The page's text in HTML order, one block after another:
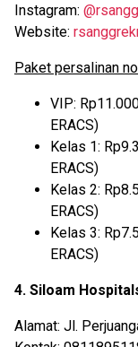
Instagram:
Website:
Paket persalinan
VIP:
ERACS)
Kelas 1:
ERACS)
Kelas 2:
ERACS)
Kelas 3:
ERACS)
4. Siloam
Alamat: Jl.